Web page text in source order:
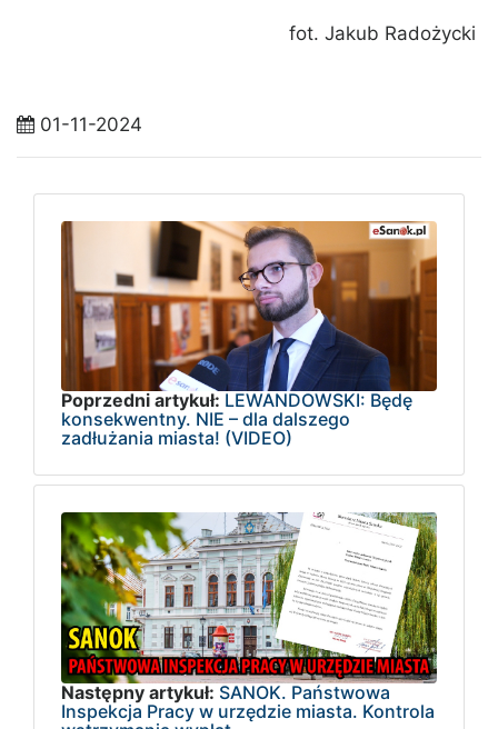
fot. Jakub Radożycki
01-11-2024
Poprzedni artykuł: LEWANDOWSKI: Będę
konsekwentny. NIE – dla dalszego
zadłużania miasta! (VIDEO)
Następny artykuł: SANOK. Państwowa
Inspekcja Pracy w urzędzie miasta. Kontrola